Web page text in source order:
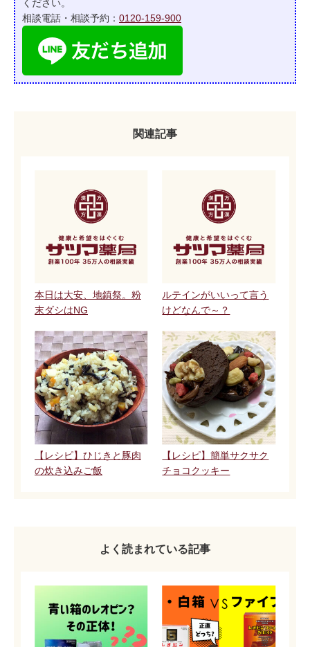
ください。
相談電話・相談予約： 0120-159-900
関連記事
本日は大安、地鎮祭。粉
末ダシはNG
ルテインがいいって言う
けどなんで～？
【レシピ】ひじきと豚肉
の炊き込みご飯
【レシピ】簡単サクサク
チョコクッキー
よく読まれている記事